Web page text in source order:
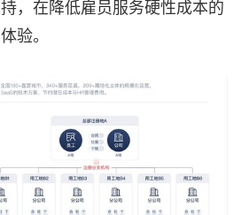
，在降低雇员服务硬性成本的
验。